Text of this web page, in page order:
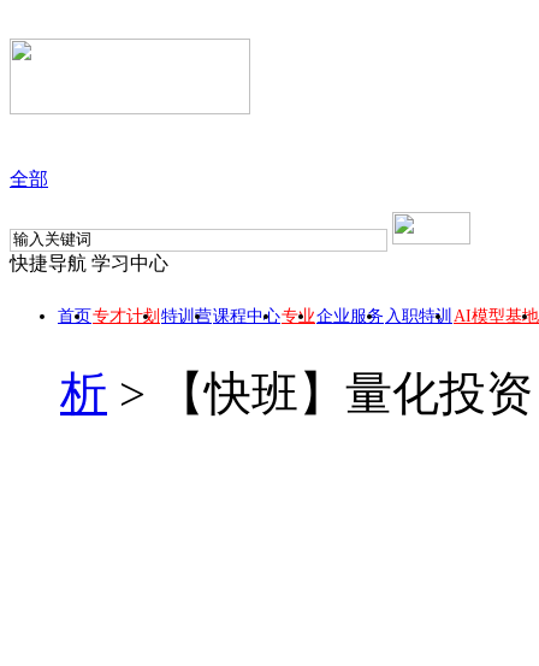
全部
快捷导航 学习中心
首页专才计划 特训营课程中心专业企业服务 入职特训 AI模型基地
析 > 【快班】量化投资